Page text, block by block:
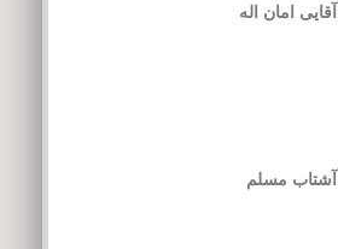
آقایی امان اله
آشتاب مسلم